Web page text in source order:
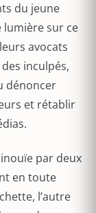
du jeune
lumière sur ce
avocats
inculpés,
dénoncer
et rétablir
par deux
en toute
l’autre